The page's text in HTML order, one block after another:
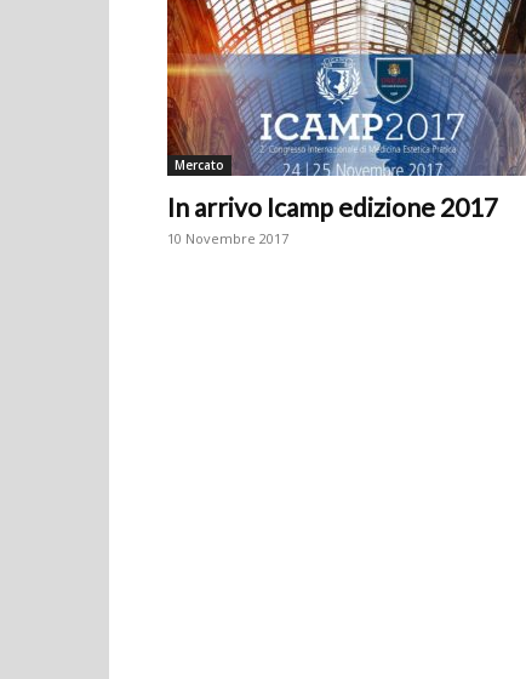
Mercato
In arrivo Icamp edizione 2017
10 Novembre 2017